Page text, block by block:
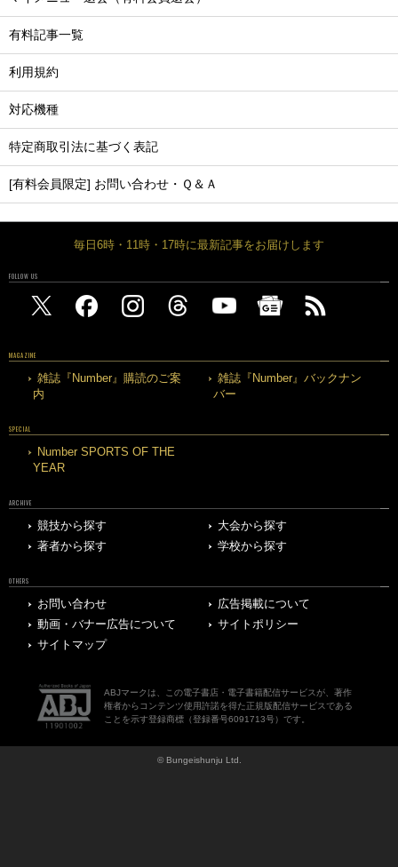
有料記事一覧
利用規約
対応機種
特定商取引法に基づく表記
[有料会員限定] お問い合わせ・Ｑ＆Ａ
毎日6時・11時・17時に最新記事をお届けします
FOLLOW US
MAGAZINE
雑誌『Number』購読のご案
内
雑誌『Number』バックナン
バー
SPECIAL
Number SPORTS OF THE
YEAR
ARCHIVE
競技から探す
大会から探す
著者から探す
学校から探す
OTHERS
お問い合わせ
広告掲載について
動画・バナー広告について
サイトポリシー
サイトマップ
ABJマークは、この電子書店・電子書籍配信サービスが、著作
権者からコンテンツ使用許諾を得た正規版配信サービスである
ことを示す登録商標（登録番号6091713号）です。
© Bungeishunju Ltd.